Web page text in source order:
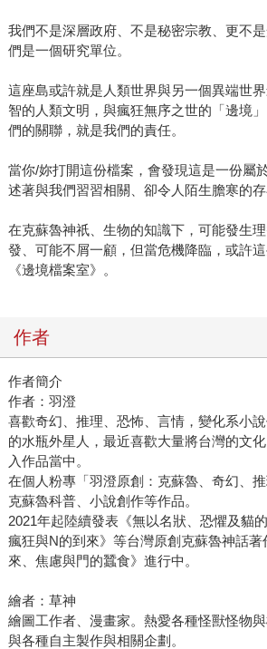
我們不是深層政府、不是秘密宗教、更不
們是一個研究單位。
這座島或許就是人類世界與另一個異端世
智的人類文明，與瘋狂無序之世的「邊境
們的關聯，就是我們的責任。
當你/妳打開這份檔案，會發現這是一份屬
述著與我們習習相關、卻令人陌生膽寒的存
在克蘇魯神祇、生物的知識下，可能發生
發、可能不屑一顧，但當危機降臨，或許
《邊境檔案室》。
作者
作者簡介
作者：羽澄
喜歡奇幻、推理、恐怖、言情，變化系小
的水瓶外星人，最近喜歡大量將台灣的文
入作品當中。
在個人粉專「羽澄原創：克蘇魯、奇幻、推
克蘇魯科普、小說創作等作品。
2021年起陸續發表《無以名狀、恐懼及貓
瘋狂與N的到來》等台灣原創克蘇魯神話著
來、焦慮與門的蠶食》進行中。
繪者：草神
繪圖工作者、漫畫家。熱愛各種怪獸怪物
與各種自主製作與相關企劃。